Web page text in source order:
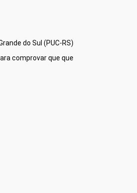
do Sul (PUC-RS)
comprovar que que